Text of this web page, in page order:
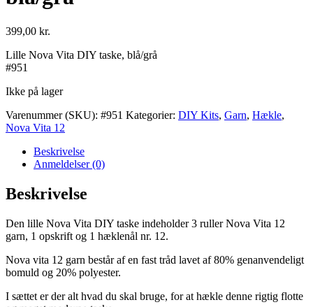
399,00 kr.
Lille Nova Vita DIY taske, blå/grå
#951
Ikke på lager
Varenummer (SKU): #951 Kategorier: DIY Kits, Garn, Hækle,
Nova Vita 12
Beskrivelse
Anmeldelser (0)
Beskrivelse
Den lille Nova Vita DIY taske indeholder 3 ruller Nova Vita 12
garn, 1 opskrift og 1 hæklenål nr. 12.
Nova vita 12 garn består af en fast tråd lavet af 80% genanvendeligt
bomuld og 20% polyester.
I sættet er der alt hvad du skal bruge, for at hækle denne rigtig flotte